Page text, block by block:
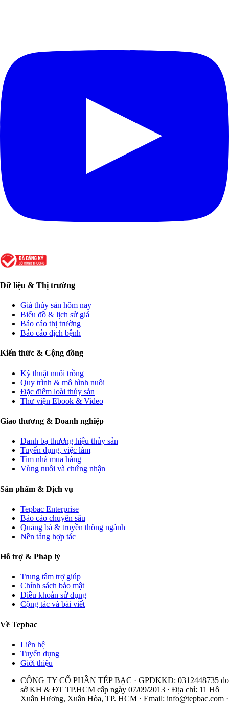
Dữ liệu & Thị trường
Giá thủy sản hôm nay
Biểu đồ & lịch sử giá
Báo cáo thị trường
Báo cáo dịch bệnh
Kiến thức & Cộng đồng
Kỹ thuật nuôi trồng
Quy trình & mô hình nuôi
Đặc điểm loài thủy sản
Thư viện Ebook & Video
Giao thương & Doanh nghiệp
Danh bạ thương hiệu thủy sản
Tuyển dụng, việc làm
Tìm nhà mua hàng
Vùng nuôi và chứng nhận
Sản phẩm & Dịch vụ
Tepbac Enterprise
Báo cáo chuyên sâu
Quảng bá & truyền thông ngành
Nền tảng hợp tác
Hỗ trợ & Pháp lý
Trung tâm trợ giúp
Chính sách bảo mật
Điều khoản sử dụng
Cộng tác và bài viết
Về Tepbac
Liên hệ
Tuyển dụng
Giới thiệu
CÔNG TY CỔ PHẦN TÉP BẠC · GPDKKD: 0312448735 do
sở KH & ĐT TP.HCM cấp ngày 07/09/2013 · Địa chỉ: 11 Hồ
Xuân Hương, Xuân Hòa, TP. HCM · Email: info@tepbac.com ·